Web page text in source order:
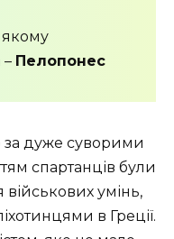
якому
– Пелопонес
дуже суворими
спартанців були
військових умінь,
в Греції.